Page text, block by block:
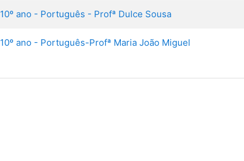
10º ano - Português - Profª Dulce Sousa
10º ano - Português-Profª Maria João Miguel